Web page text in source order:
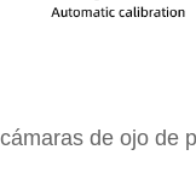
de ojo de